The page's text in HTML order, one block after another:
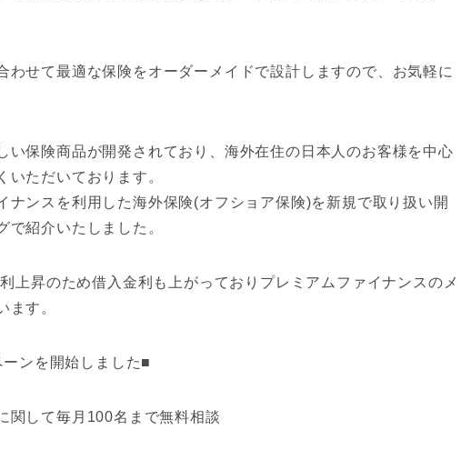
わせて最適な保険をオーダーメイドで設計しますので、お気軽に
い保険商品が開発されており、海外在住の日本人のお客様を中心
いただいております。
ナンスを利用した海外保険(オフショア保険)を新規で取り扱い開
で紹介いたしました。
上昇のため借入金利も上がっておりプレミアムファイナンスのメ
ます。
ンを開始しました■
関して毎月100名まで無料相談